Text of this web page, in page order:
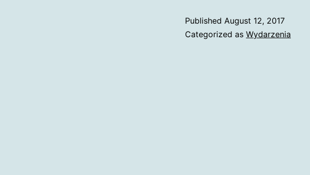
Published August 12, 2017
Categorized as Wydarzenia